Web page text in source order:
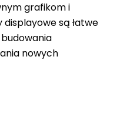
grafikom i
są łatwe
nowych